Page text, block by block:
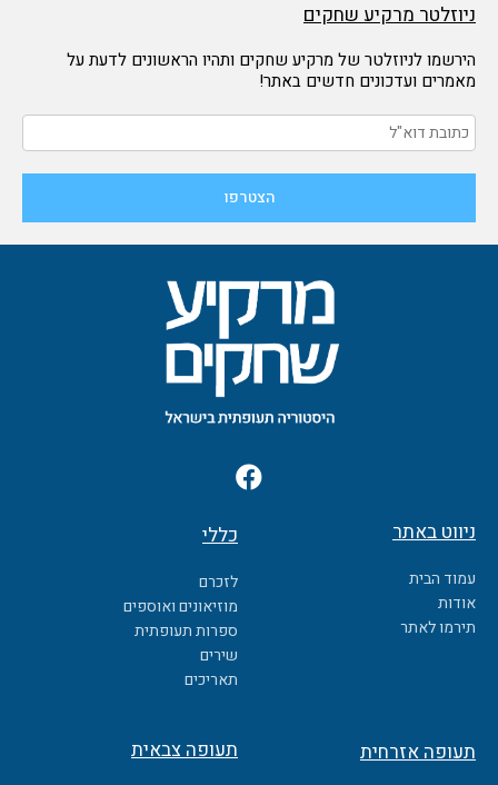
ניוזלטר מרקיע שחקים
הירשמו לניוזלטר של מרקיע שחקים ותהיו הראשונים לדעת על
מאמרים ועדכונים חדשים באתר!
F
a
e
b
o
o
k
ניווט באתר
עמוד הבית
אודות
תירמו לאתר
כללי
לזכרם
מוזיאונים ואוספים
ספרות תעופתית
שירים
תאריכים
תעופה אזרחית תעופה צבאית